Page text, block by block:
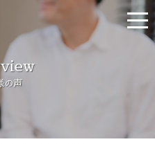
t
o
g
t
の声